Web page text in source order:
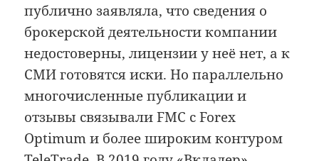
публично заявляла, что сведения о
брокерской деятельности компании
недостоверны, лицензии у неё нет, а к
СМИ готовятся иски. Но параллельно
многочисленные публикации и
отзывы связывали FMC с Forex
Optimum и более широким контуром